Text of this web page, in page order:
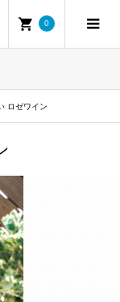
0
ロゼワイン